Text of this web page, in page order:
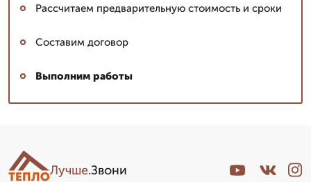
Рассчитаем предварительную стоимость и сроки
Составим договор
Выполним работы
Лучше.Звони